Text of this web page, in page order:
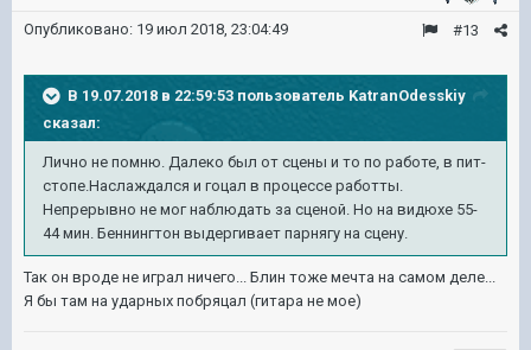
#13
Опубликовано: 19 июл 2018, 23:04:49
В 19.07.2018 в 22:59:53 пользователь KatranOdesskiy
сказал:
Лично не помню. Далеко был от сцены и то по работе, в пит-
стопе.Наслаждался и гоцал в процессе работты.
Непрерывно не мог наблюдать за сценой. Но на видюхе 55-
44 мин. Беннингтон выдергивает парнягу на сцену.
Так он вроде не играл ничего... Блин тоже мечта на самом деле...
Я бы там на ударных побряцал (гитара не мое)